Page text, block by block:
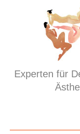
Experten für